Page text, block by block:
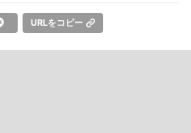
URLをコピー